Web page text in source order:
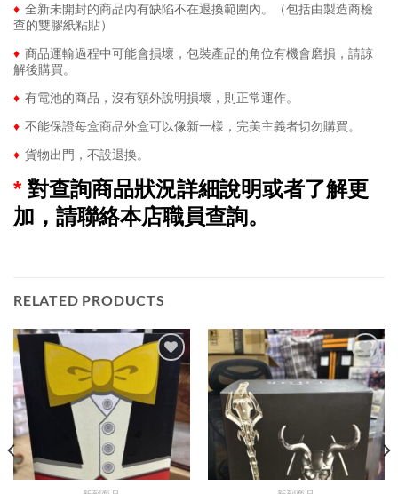
♦ 全新未開封的商品內有缺陷不在退換範圍內。（包括由製造商檢
查的雙膠紙粘貼）
♦ 商品運輸過程中可能會損壞，包裝產品的角位有機會磨損，請諒
解後購買。
♦ 有電池的商品，沒有額外說明損壞，則正常運作。
♦ 不能保證每盒商品外盒可以像新一樣，完美主義者切勿購買。
♦ 貨物出門，不設退換。
* 對查詢商品狀況詳細說明或者了解更
加，請聯絡本店職員查詢。
RELATED PRODUCTS